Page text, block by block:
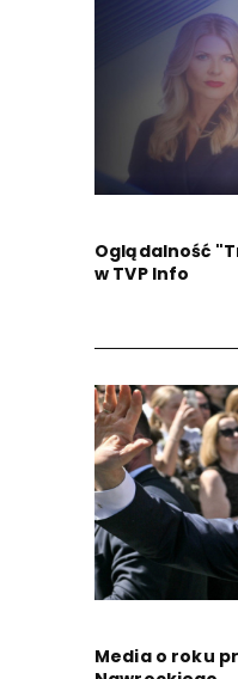
Oglądalność
w TVP Info
Media o roku